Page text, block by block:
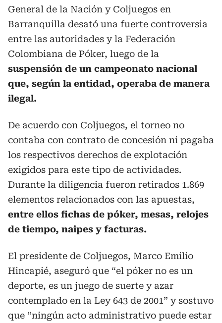
General de la Nación y Coljuegos en
Barranquilla desató una fuerte controversia
entre las autoridades y la Federación
Colombiana de Póker, luego de la
suspensión de un campeonato nacional
que, según la entidad, operaba de manera
ilegal.
De acuerdo con Coljuegos, el torneo no
contaba con contrato de concesión ni pagaba
los respectivos derechos de explotación
exigidos para este tipo de actividades.
Durante la diligencia fueron retirados 1.869
elementos relacionados con las apuestas,
entre ellos fichas de póker, mesas, relojes
de tiempo, naipes y facturas.
El presidente de Coljuegos, Marco Emilio
Hincapié, aseguró que “el póker no es un
deporte, es un juego de suerte y azar
contemplado en la Ley 643 de 2001” y sostuvo
que “ningún acto administrativo puede estar